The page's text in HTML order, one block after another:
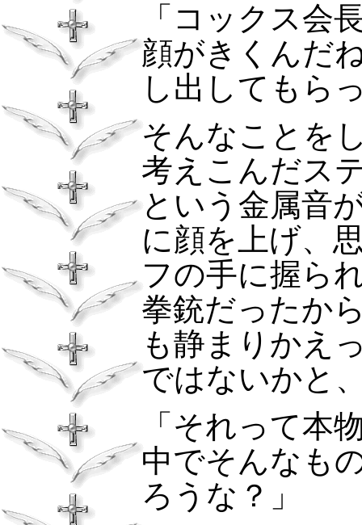
「コックス会
顔がきくんだ
し出してもら
そんなことを
考えこんだス
という金属音
に顔を上げ、
フの手に握ら
拳銃だったか
も静まりかえ
ではないかと
「それって本
中でそんなも
ろうな？」